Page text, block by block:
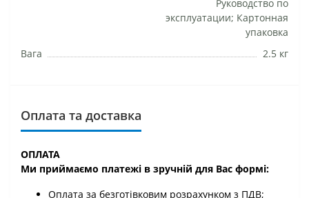
Руководство по
эксплуатации; Картонная
упаковка
Вага
2.5 кг
Оплата та доставка
ОПЛАТА
Ми приймаємо платежі в зручній для Вас формі:
Оплата за безготівковим розрахунком з ПДВ;